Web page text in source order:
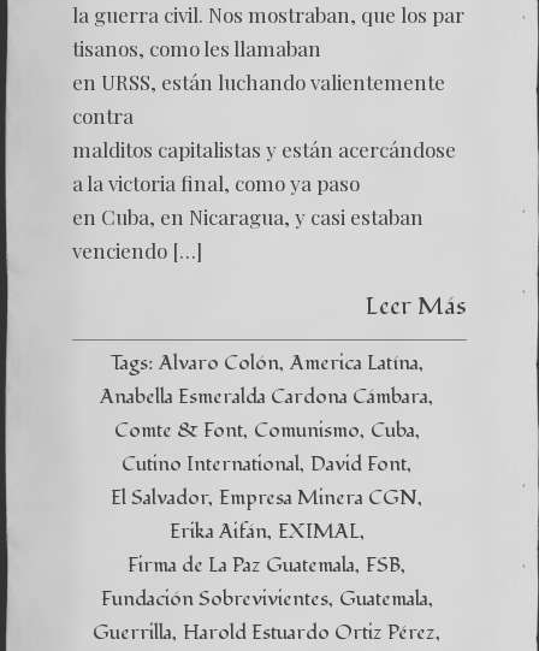
la guerra civil. Nos mostraban, que los par
tisanos, como les llamaban
en URSS, están luchando valientemente
contra
malditos capitalistas y están acercándose
a la victoria final, como ya paso
en Cuba, en Nicaragua, y casi estaban
venciendo […]
Leer Más
Tags: Alvaro Colón America Latína
Anabella Esmeralda Cardona Cámbara
Comte & Font Comunismo Cuba
Cutino International David Font
El Salvador Empresa Minera CGN
Erika Aifán EXIMAL
Firma de La Paz Guatemala FSB
Fundación Sobrevivientes Guatemala
Guerrilla Harold Estuardo Ortiz Pérez